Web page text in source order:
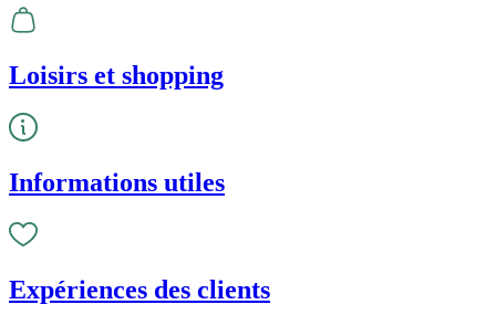
Loisirs et shopping
Informations utiles
Expériences des clients